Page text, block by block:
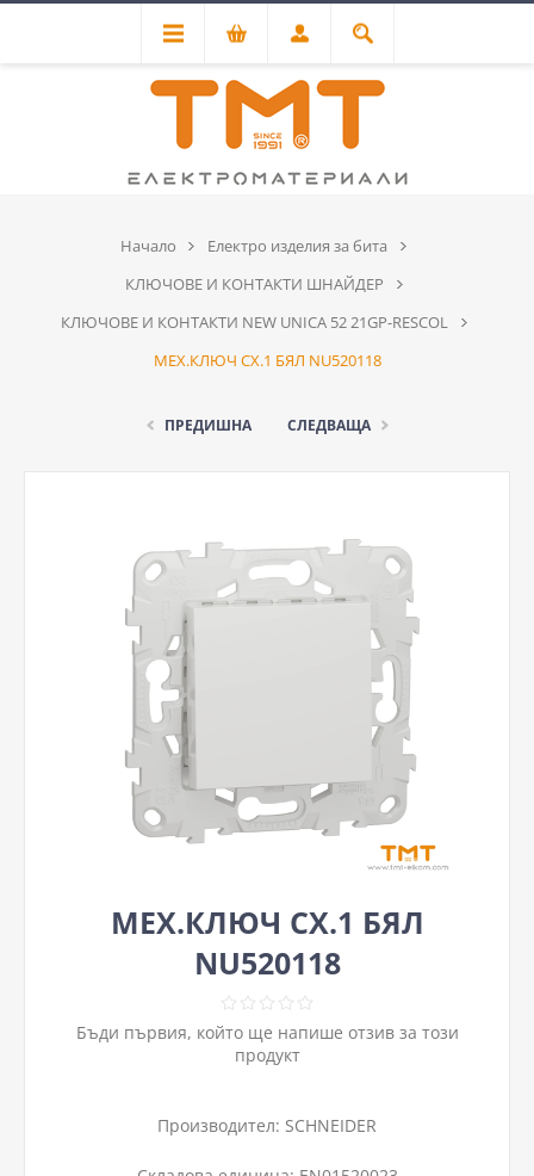
Начало
Електро изделия за бита
КЛЮЧОВЕ И КОНТАКТИ ШНАЙДЕР
КЛЮЧОВЕ И КОНТАКТИ NEW UNICA 52 21GP-RESCOL
МЕХ.КЛЮЧ СХ.1 БЯЛ NU520118
ПРЕДИШНА СЛЕДВАЩА
МЕХ.КЛЮЧ СХ.1 БЯЛ
NU520118
Бъди първия, който ще напише отзив за този
продукт
Производител: SCHNEIDER